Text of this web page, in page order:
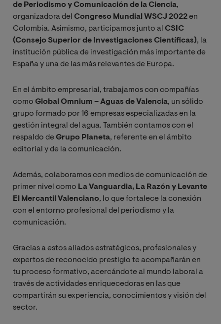
de Periodismo y Comunicación de la Ciencia,
organizadora del Congreso Mundial WSCJ 2022en
Colombia. Asimismo, participamos junto al CSIC
(Consejo Superior de Investigaciones Científicas), la
institución pública de investigación más importante de
España y una de las más relevantes de Europa.
En el ámbito empresarial, trabajamos con compañías
como Global Omnium – Aguas de Valencia, un sólido
grupo formado por 16 empresas especializadas en la
gestión integral del agua. También contamos con el
respaldo deGrupo Planeta, referente en el ámbito
editorial y de la comunicación.
Además, colaboramos con medios de comunicación de
primer nivel como La Vanguardia, La Razón y Levante
El Mercantil Valenciano, lo que fortalece la conexión
con el entorno profesional del periodismo y la
comunicación.
Gracias a estos aliados estratégicos, profesionales y
expertos de reconocido prestigio te acompañarán en
tu proceso formativo, acercándote al mundo laboral a
través de actividades enriquecedoras en las que
compartirán su experiencia, conocimientos y visión del
sector.